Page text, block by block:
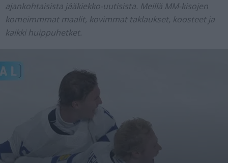
ajankohtaisista jääkiekko-uutisista. Meillä MM-kisojen
komeimmmat maalit, kovimmat taklaukset, koosteet ja
kaikki huippuhetket.